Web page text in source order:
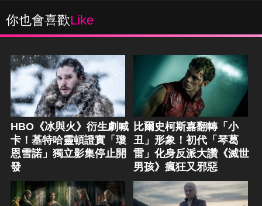
你也會喜歡Like
HBO《冰與火》衍生劇喊
卡！基特哈靈頓證實「瓊
恩雪諾」獨立影集停止開
發
比爾史柯斯嘉翻轉「小
丑」形象！初代「琴葛
雷」化身反派大讚《滅世
男孩》瘋狂又邪惡